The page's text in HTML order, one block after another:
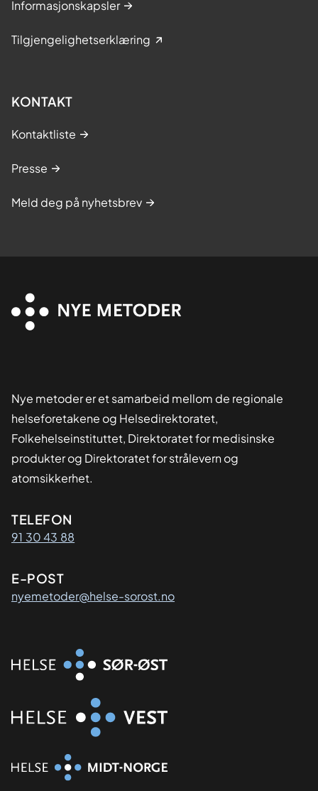
Informasjonskapsler
Tilgjengelighetserklæring
KONTAKT
Kontaktliste
Presse
Meld deg på nyhetsbrev
Nye metoder er et samarbeid mellom de regionale
helseforetakene og Helsedirektoratet,
Folkehelseinstituttet, Direktoratet for medisinske
produkter og Direktoratet for strålevern og
atomsikkerhet.
Kontaktinformasjon
TELEFON
91 30 43 88
E-POST
nyemetoder@helse-sorost.no
Organisasjon